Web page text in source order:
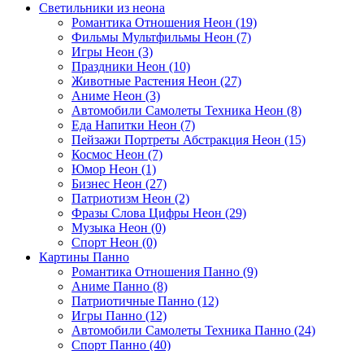
Светильники из неона
Романтика Отношения Неон (19)
Фильмы Мультфильмы Неон (7)
Игры Неон (3)
Праздники Неон (10)
Животные Растения Неон (27)
Аниме Неон (3)
Автомобили Самолеты Техника Неон (8)
Еда Напитки Неон (7)
Пейзажи Портреты Абстракция Неон (15)
Космос Неон (7)
Юмор Неон (1)
Бизнес Неон (27)
Патриотизм Неон (2)
Фразы Слова Цифры Неон (29)
Музыка Неон (0)
Спорт Неон (0)
Картины Панно
Романтика Отношения Панно (9)
Аниме Панно (8)
Патриотичные Панно (12)
Игры Панно (12)
Автомобили Самолеты Техника Панно (24)
Спорт Панно (40)